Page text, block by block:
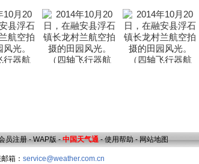
员注册 - WAP版 - 中国天气通 - 使用帮助 - 网站地图
箱： service@weather.com.cn